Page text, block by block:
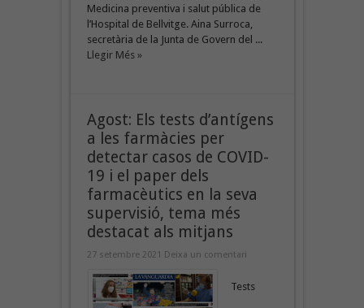
Medicina preventiva i salut pública de
l’Hospital de Bellvitge. Aina Surroca,
secretària de la Junta de Govern del ...
Llegir Més »
Agost: Els tests d’antígens
a les farmàcies per
detectar casos de COVID-
19 i el paper dels
farmacèutics en la seva
supervisió, tema més
destacat als mitjans
27 setembre 2021 Deixa un comentari
Tests